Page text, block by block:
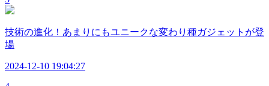
技術の進化！あまりにもユニークな変わり種ガジェットが登
場
2024-12-10 19:04:27